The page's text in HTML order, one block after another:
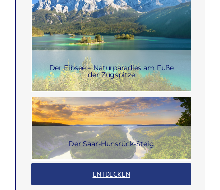
Der Eibsee – Naturparadies am Fuße
der Zugspitze
Der Saar-Hunsrück-Steig
ENTDECKEN